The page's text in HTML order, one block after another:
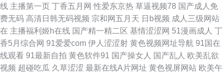
费网页 WWW大学生 97超碰人人妻 操逼APP91看片 91华人 九色91蝌蚪论
坛 后入大屁股少妇 色婷婷五月天91色 美女视频91网站 日韩在线性爱 午夜丝
袜AV电影 中文AV综合AV 97超碰免费 日韩操逼欧美中文爽 国产日韩毛片网
线 主播第一页 丁香五月网 性爱东京热 草逼视频78 国产成人免
费无码 高清日韩无码视频 宗和网五月天 日b视频 成人三级网站
在 主播福利姬h在线 国产精一精二区 基情涩涩网 51漫画成人 丁
香5月综合网 91爱爱com 伊人涩涩射 黄色视频网址导航 91国在
线观看 91最新自拍 黄色软件91 国产操女人 国产乱人 欧美乱欲
视频 超碰吃瓜 久草涩涩 最新在线A片网址 黄色视屏网站 欧美午